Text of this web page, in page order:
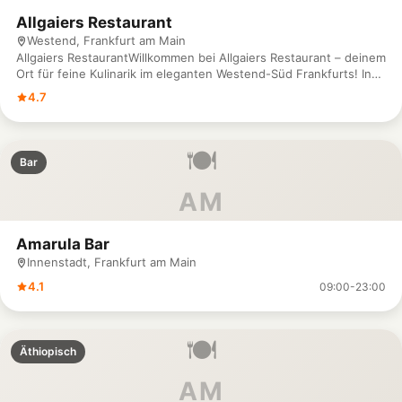
was Alice Premium Döner so besonders macht – wir freuen uns
darauf, dich willkommen zu heißen!
Allgaiers Restaurant
Westend, Frankfurt am Main
Allgaiers RestaurantWillkommen bei Allgaiers Restaurant – deinem
Ort für feine Kulinarik im eleganten Westend-Süd Frankfurts! In
der Feuerbachstraße 5 erwartet dich eine moderne, kreative
Küche, die saisonale Zutaten mit raffinierten Rezepten
kombiniert. Unsere Gerichte sind mit Leidenschaft zubereitet
Atmosphäre zu genießen. Ob für ein exklusives Dinner, ein
Geschäftsessen oder einen besonderen Anlass – unser Team
Reservierungen oder Fragen erreichst du uns unter 069 / 98 956
611. Komm vorbei und lass dich im Allgaiers Restaurant kulinarisch
verwöhnen – wir freuen uns auf dich!
4.7
🍽️
AM
Bar
Amarula Bar
Innenstadt, Frankfurt am Main
4.1
09:00-23:00
🍽️
AM
Äthiopisch